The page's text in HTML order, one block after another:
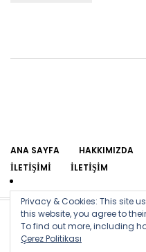
ANA SAYFA HAKKIMIZDA
İLETIŞIMI
İLETIŞIM
Site içinde yer alan yazıların
aittir. Başka bir amaçla ve
Privacy & Cookies: This site
this website, you agree to
To find out more, including
Çerez Politikası